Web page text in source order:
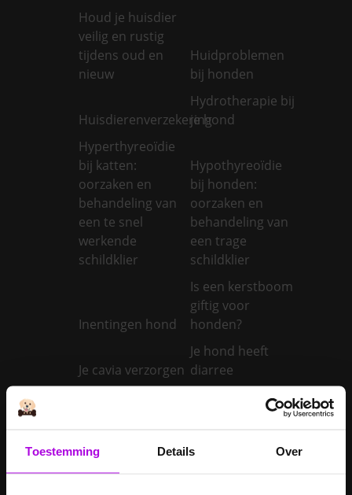
Toestemming Details Over
Houd je huisdier
veilig en rustig
tijdens oud en
nieuw
Huidproblemen
bij honden
Huisdierenverzekering
Hydrotherapie bij
je hond
Hyperthyreoïdie
bij katten:
oorzaken en
behandeling van
een te snel
werkende
schildklier
Hypothyreoïdie
bij honden:
oorzaken en
behandeling van
een trage
schildklier
Inentingen hond
Is een kerstboom
giftig voor
honden?
Je cavia verzorgen
Je hond heeft
diarree
verwachten?
pension brengen